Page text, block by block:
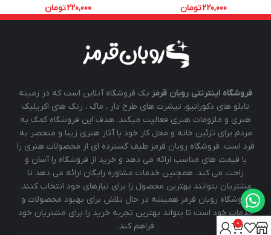
220,000تومان 220,000تومان
فروشگاه اینترنتی روبان قرمز یک فروشگاه آنلاین است که در زمینه
تابلو های دکوراتیو، تیشرت های طرح دار ، ماگ ، رنگ های اکریلیک
هنری و ملزومات هنری فعالیت میکند. هدف این فروشگاه کمک به
مردم برای تزئین خانه و محل کار خود با آثار هنری زیبا و منحصر به
فرد است. فروشگاه روبان قرمز طیف گسترده ای از محصولات هنری را
با قیمت های مناسب ارائه می دهد و خرید از فروشگاه را آسان و
راحت می کند. همچنین خدمات مشاوره رایگان ارائه می دهد تا
مشتریان بتوانند بهترین محصول را برای نیازهای خود انتخاب کنند.
فروشگاه روبان قرمز همیشه در حال تلاش برای بهبود محصولات و
خدمات خود است تا بتواند بهترین تجربه خرید را برای مشتریان خود
فراهم کند.
0